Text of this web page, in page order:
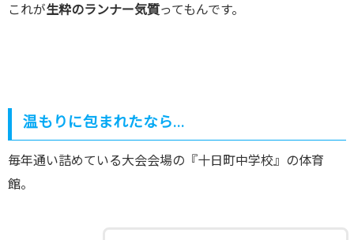
これが生粋のランナー気質ってもんです。
温もりに包まれたなら…
毎年通い詰めている大会会場の『十日町中学校』の体育
館。